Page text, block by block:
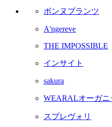
ボンヌプランツ
A'ngereve
THE IMPOSSIBLE
インサイト
sakura
WEARALオーガニ
スプレヴォリ